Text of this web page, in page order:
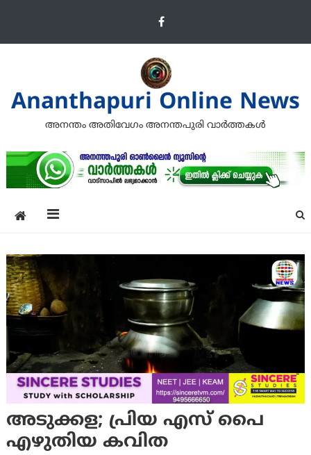
Ananthapuri Online News
അനന്തം അതിവേഗം അനന്തപുരി വാര്‍ത്തകള്‍
അടുക്കള; പ്രിയ എസ് പൈ
എഴുതിയ കവിത